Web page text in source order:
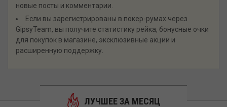
новые посты и комментарии.
Если вы зарегистрированы в покер-румах через
GipsyTeam, вы получите статистику рейка, бонусные очки
для покупок в магазине, эксклюзивные акции и
расширенную поддержку.
ЛУЧШЕЕ ЗА МЕСЯЦ